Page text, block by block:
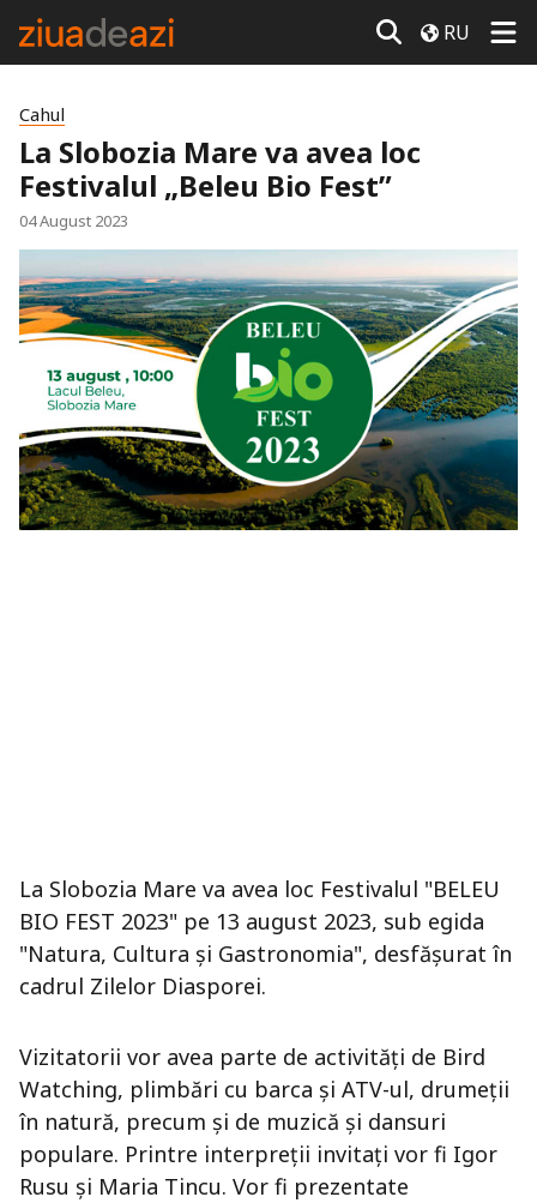
RU
Cahul
La Slobozia Mare va avea loc
Festivalul „Beleu Bio Fest”
04 August 2023
La Slobozia Mare va avea loc Festivalul "BELEU
BIO FEST 2023" pe 13 august 2023, sub egida
"Natura, Cultura și Gastronomia", desfășurat în
cadrul Zilelor Diasporei.
Vizitatorii vor avea parte de activități de Bird
Watching, plimbări cu barca și ATV-ul, drumeții
în natură, precum și de muzică și dansuri
populare. Printre interpreții invitați vor fi Igor
Rusu și Maria Tincu. Vor fi prezentate